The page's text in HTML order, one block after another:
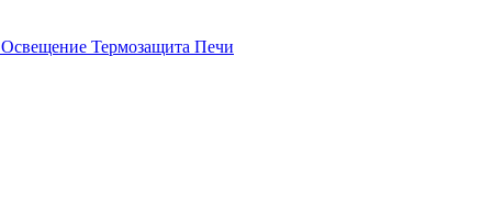
Освещение Термозащита Печи